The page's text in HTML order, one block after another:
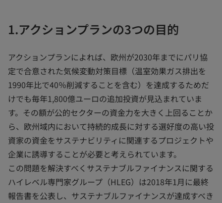
1.アクションプランの3つの目的
アクションプランによれば、欧州が2030年までにパリ協
定で合意された気候変動対策目標（温室効果ガス排出を
1990年比で40％削減することを含む）を達成するためだ
けでも毎年1,800億ユーロの追加投資が見込まれていま
す。その額が公的セクターの資金力を大きく上回ることか
ら、欧州域内において持続的成長に対する選好度の高い投
資家の資金をサステナビリティに関連するプロジェクトや
企業に誘導することが必要と考えられています。
この問題を解決すべくサステナブルファイナンスに関する
ハイレベル専門家グループ（HLEG）は2018年1月に最終
報告書を公表し、サステナブルファイナンスが達成すべき